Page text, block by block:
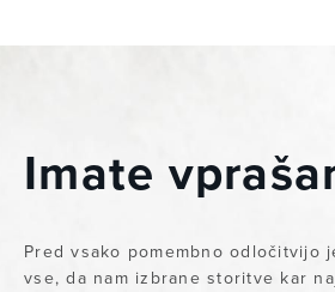
Imate
Pred vsako pomembno odločitvijo
vse, da nam izbrane storitve kar